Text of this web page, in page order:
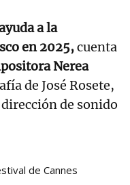
a la
en 2025,cuenta
Nerea
de José Rosete,
de sonido
de Cannes